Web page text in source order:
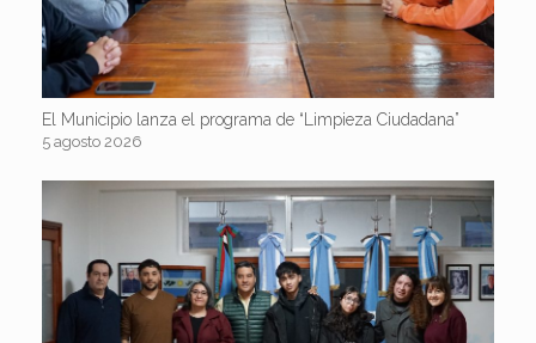
El Municipio lanza el programa de “Limpieza Ciudadana”
5 agosto 2026